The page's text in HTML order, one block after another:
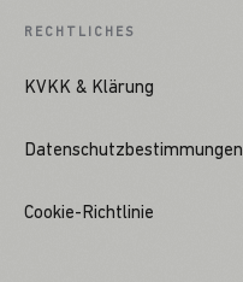
RECHTLICHES
KVKK & Klärung
Datenschutzbestimmungen
Cookie-Richtlinie